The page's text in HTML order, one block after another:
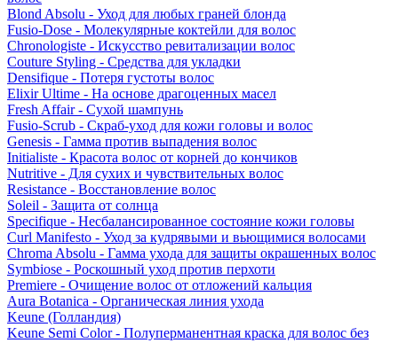
Blond Absolu - Уход для любых граней блонда
Fusio-Dose - Молекулярные коктейли для волос
Chronologiste - Искусство ревитализации волос
Couture Styling - Средства для укладки
Densifique - Потеря густоты волос
Elixir Ultime - На основе драгоценных масел
Fresh Affair - Сухой шампунь
Fusio-Scrub - Скраб-уход для кожи головы и волос
Genesis - Гамма против выпадения волос
Initialiste - Красота волос от корней до кончиков
Nutritive - Для сухих и чувствительных волос
Resistance - Восстановление волос
Soleil - Защита от солнца
Specifique - Несбалансированное состояние кожи головы
Curl Manifesto - Уход за кудрявыми и вьющимися волосами
Chroma Absolu - Гамма ухода для защиты окрашенных волос
Symbiose - Роскошный уход против перхоти
Premiere - Очищение волос от отложений кальция
Aura Botanica - Органическая линия ухода
Keune (Голландия)
Keune Semi Color - Полуперманентная краска для волос без